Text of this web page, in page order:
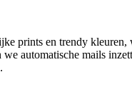
prints en trendy
automatische mails